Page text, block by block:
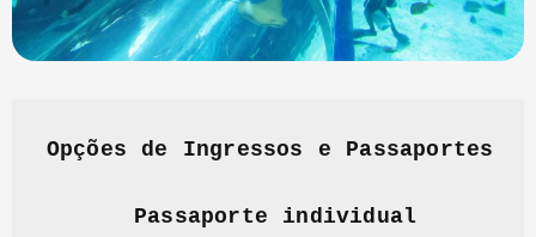
Opções de Ingressos e Passaportes
Passaporte individual